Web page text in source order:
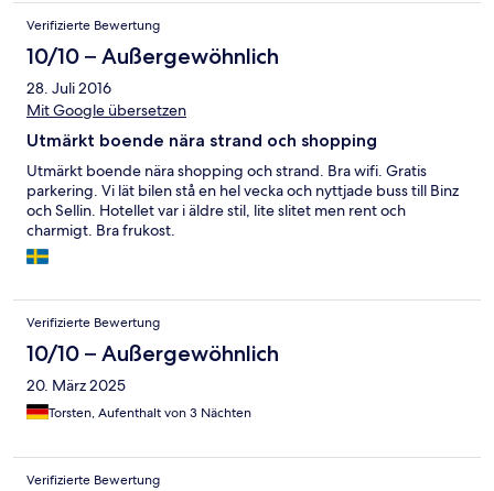
Verifizierte Bewertung
10/10 – Außergewöhnlich
28. Juli 2016
Mit Google übersetzen
Utmärkt boende nära strand och shopping
Utmärkt boende nära shopping och strand. Bra wifi. Gratis
parkering. Vi lät bilen stå en hel vecka och nyttjade buss till Binz
och Sellin. Hotellet var i äldre stil, lite slitet men rent och
charmigt. Bra frukost.
Verifizierte Bewertung
10/10 – Außergewöhnlich
20. März 2025
Torsten, Aufenthalt von 3 Nächten
Verifizierte Bewertung